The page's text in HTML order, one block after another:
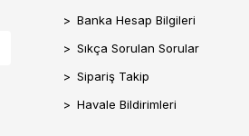
Banka Hesap Bilgileri
Sıkça Sorulan Sorular
Sipariş Takip
Havale Bildirimleri